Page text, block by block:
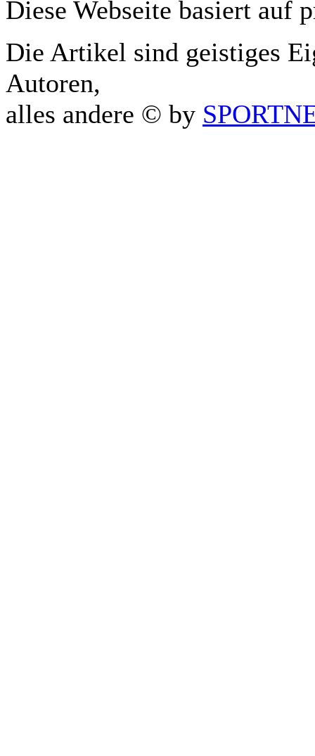
Diese Webseite basiert auf
Die Artikel sind geistiges
Autoren,
alles andere © by